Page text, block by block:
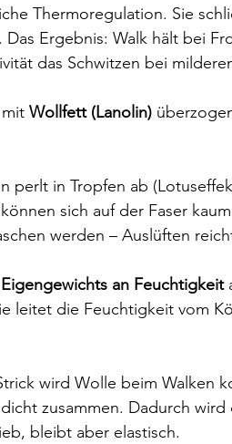
Thermoregulation. Sie
Ergebnis: Walk hält bei
das Schwitzen bei
Wollfett (Lanolin)
perlt in Tropfen ab
sich auf der Faser
werden – Auslüften
an Feuchtigkeit
leitet die Feuchtigkeit vom
wird Wolle beim Walken
zusammen. Dadurch
bleibt aber elastisch.